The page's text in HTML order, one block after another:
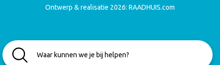
Ontwerp & realisatie 2026: RAADHUIS.com